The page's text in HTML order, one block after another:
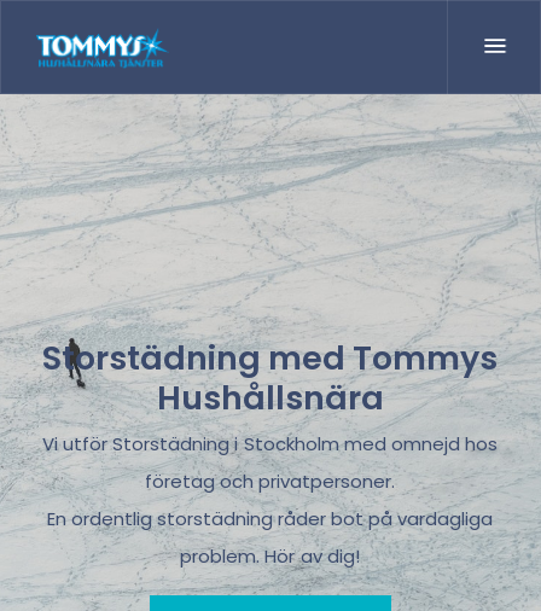
Storstädning med Tommys
Hushållsnära
Vi utför Storstädning i Stockholm med omnejd hos
företag och privatpersoner.
En ordentlig storstädning råder bot på vardagliga
problem. Hör av dig!